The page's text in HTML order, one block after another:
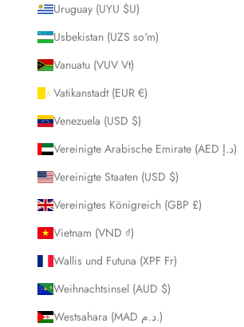
Uruguay (UYU $U)
Usbekistan (UZS so'm)
Vanuatu (VUV Vt)
Vatikanstadt (EUR €)
Venezuela (USD $)
Vereinigte Arabische Emirate (AED د.إ)
Vereinigte Staaten (USD $)
Vereinigtes Königreich (GBP £)
Vietnam (VND ₫)
Wallis und Futuna (XPF Fr)
Weihnachtsinsel (AUD $)
Westsahara (MAD د.م.)